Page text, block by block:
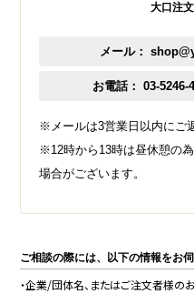
大口注
メール：
お電話： 03-5246-
※メールは3営業日以内にご
※12時から13時は昼休憩の
場合がございます。
ご相談の際には、以下の情報をお
・企業/団体名、またはご注文者様の